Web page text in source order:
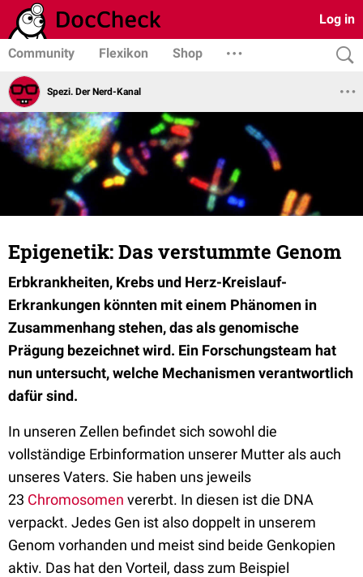
Log in
Community Flexikon Shop
Spezi. Der Nerd-Kanal
Epigenetik: Das verstummte Genom
Erbkrankheiten, Krebs und Herz-Kreislauf-
Erkrankungen könnten mit einem Phänomen in
Zusammenhang stehen, das als genomische
Prägung bezeichnet wird. Ein Forschungsteam hat
nun untersucht, welche Mechanismen verantwortlich
dafür sind.
In unseren Zellen befindet sich sowohl die
vollständige Erbinformation unserer Mutter als auch
unseres Vaters. Sie haben uns jeweils
23 Chromosomen vererbt. In diesen ist die DNA
verpackt. Jedes Gen ist also doppelt in unserem
Genom vorhanden und meist sind beide Genkopien
aktiv. Das hat den Vorteil, dass zum Beispiel